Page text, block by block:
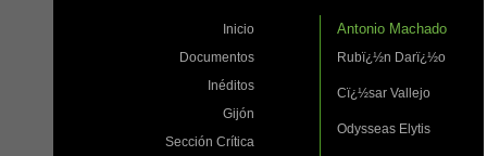
Inicio
Documentos
Inéditos
Gijón
Sección Crítica
Antonio Machado
Rubï¿½n Darï¿½o
Cï¿½sar Vallejo
Odysseas Elytis